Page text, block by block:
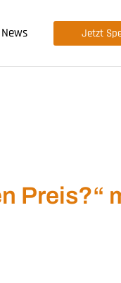
News Jetzt
Preis?“